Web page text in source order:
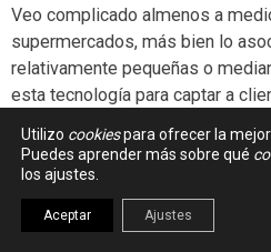
Veo complicado almenos a
supermercados, más bien lo
relativamente pequeñas o
esta tecnología para captar a
basicamente )
Utilizo cookiespara ofrecer la mejor
Puedes aprender más sobre qué
los ajustes.
Aceptar Ajustes